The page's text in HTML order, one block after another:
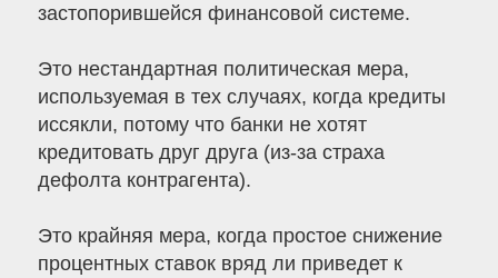
застопорившейся финансовой системе.
Это нестандартная политическая мера,
используемая в тех случаях, когда кредиты
иссякли, потому что банки не хотят
кредитовать друг друга (из-за страха
дефолта контрагента).
Это крайняя мера, когда простое снижение
процентных ставок вряд ли приведет к